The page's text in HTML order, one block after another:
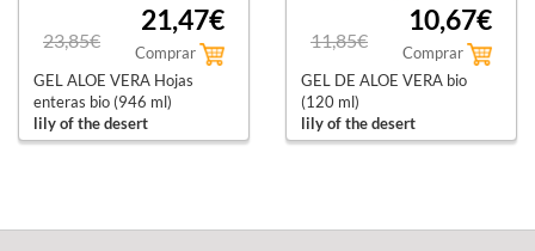
23,85€
21,47€
Comprar
GEL ALOE VERA Hojas
enteras bio (946 ml)
lily of the desert
11,85€
10,67€
Comprar
GEL DE ALOE VERA bio
(120 ml)
lily of the desert